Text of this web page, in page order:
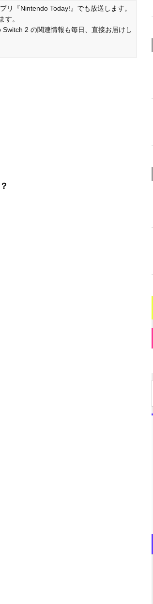
リ『Nintendo Today!』でも放送します。
す。
2 の関連情報も毎日、直接お届けし